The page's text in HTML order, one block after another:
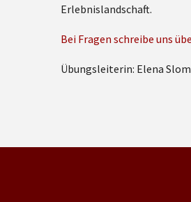
Erlebnislandschaft.
Bei Fragen schreibe uns
Übungsleiterin: Elena